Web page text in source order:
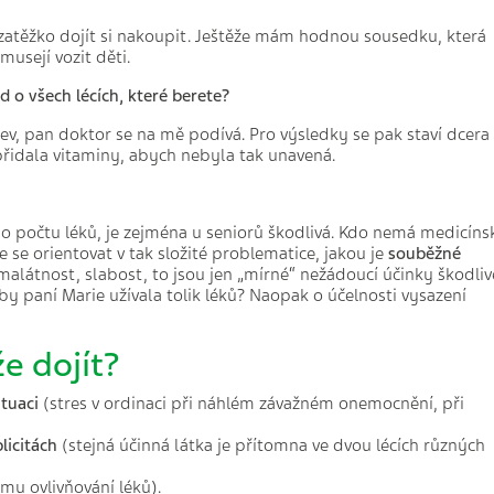
dojít si nakoupit. Ještěže mám hodnou sousedku, která
vozit děti.
o všech lécích, které berete?
pan doktor se na mě podívá. Pro výsledky se pak staví dcera
vitaminy, abych nebyla tak unavená.
počtu léků, je zejména u seniorů škodlivá. Kdo nemá
se orientovat v tak složité problematice, jakou je souběžné
slabost, to jsou jen „mírné“ nežádoucí účinky
paní Marie užívala tolik léků? Naopak o účelnosti vysazení
dojít?
(stres v ordinaci při náhlém závažném onemocnění, při
(stejná účinná látka je přítomna ve dvou lécích různých
ovlivňování léků).